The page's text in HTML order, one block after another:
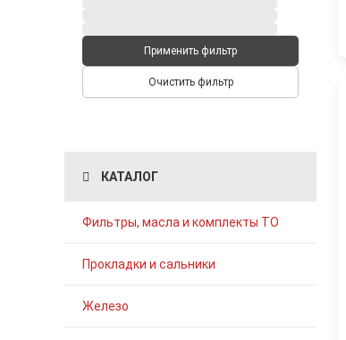
Применить фильтр
Очистить фильтр
КАТАЛОГ
Фильтры, масла и комплекты ТО
Прокладки и сальники
Железо